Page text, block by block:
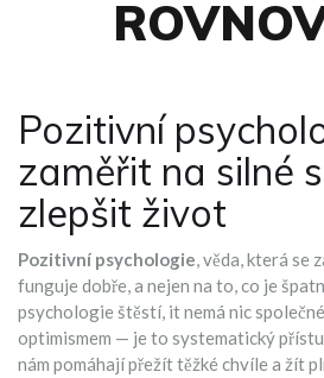
Pozitivní
zaměřit na silné
zlepšit život
Pozitivní psychologie,věda, která se
funguje dobře, a nejen na to, co je
psychologie štěstí, itnemá nic
optimismem — je to systematický
nám pomáhají přežít těžké chvíle a žít